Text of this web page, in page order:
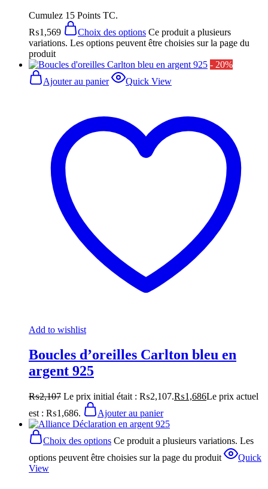
Cumulez 15 Points TC.
₨1,569 Choix des options Ce produit a plusieurs
variations. Les options peuvent être choisies sur la page du
produit
- 20%
Ajouter au panier
Quick View
Add to wishlist
Boucles d’oreilles Carlton bleu en
argent 925
₨2,107 Le prix initial était : ₨2,107.₨1,686Le prix actuel
est : ₨1,686.
Ajouter au panier
Choix des options Ce produit a plusieurs variations. Les
options peuvent être choisies sur la page du produit
Quick
View